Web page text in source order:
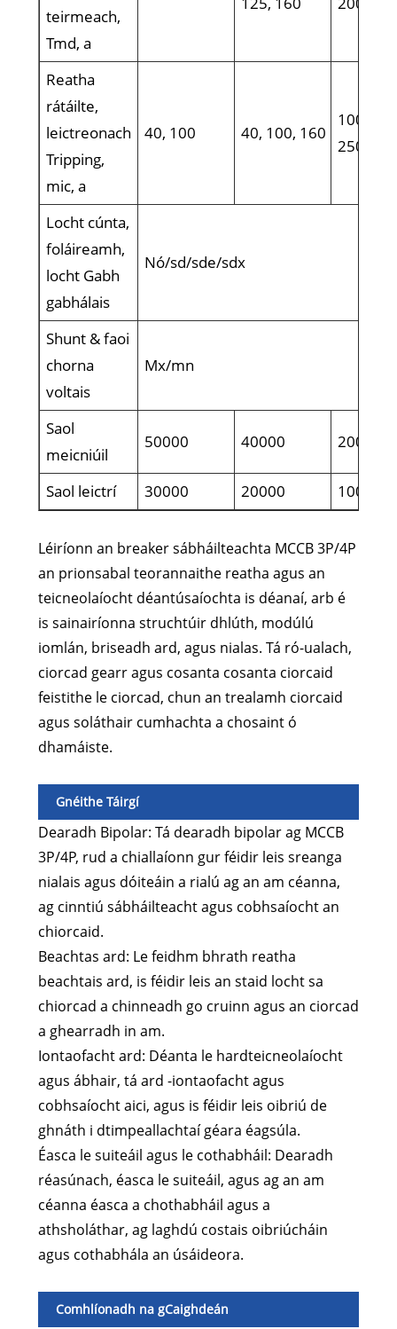
teirmeach,
Tmd, a
Reatha
rátáilte,
leictreonach
Tripping,
mic, a
40, 100 40, 100, 160
100,
250
Locht cúnta,
foláireamh,
locht Gabh
gabhálais
Nó/sd/sde/sdx
Shunt & faoi
chorna
voltais
Mx/mn
Saol
meicniúil
50000 40000 20000
Saol leictrí 30000 20000 10000
Léiríonn an breaker sábháilteachta MCCB 3P/4P
an prionsabal teorannaithe reatha agus an
teicneolaíocht déantúsaíochta is déanaí, arb é
is sainairíonna struchtúir dhlúth, modúlú
iomlán, briseadh ard, agus nialas. Tá ró-ualach,
ciorcad gearr agus cosanta cosanta ciorcaid
feistithe le ciorcad, chun an trealamh ciorcaid
agus soláthair cumhachta a chosaint ó
dhamáiste.
Gnéithe Táirgí
Dearadh Bipolar: Tá dearadh bipolar ag MCCB
3P/4P, rud a chiallaíonn gur féidir leis sreanga
nialais agus dóiteáin a rialú ag an am céanna,
ag cinntiú sábháilteacht agus cobhsaíocht an
chiorcaid.
Beachtas ard: Le feidhm bhrath reatha
beachtais ard, is féidir leis an staid locht sa
chiorcad a chinneadh go cruinn agus an ciorcad
a ghearradh in am.
Iontaofacht ard: Déanta le hardteicneolaíocht
agus ábhair, tá ard -iontaofacht agus
cobhsaíocht aici, agus is féidir leis oibriú de
ghnáth i dtimpeallachtaí géara éagsúla.
Éasca le suiteáil agus le cothabháil: Dearadh
réasúnach, éasca le suiteáil, agus ag an am
céanna éasca a chothabháil agus a
athsholáthar, ag laghdú costais oibriúcháin
agus cothabhála an úsáideora.
Comhlíonadh na gCaighdeán